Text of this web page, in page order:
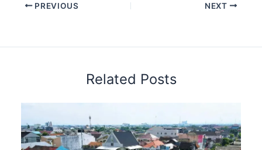
PREVIOUS NEXT
Related Posts